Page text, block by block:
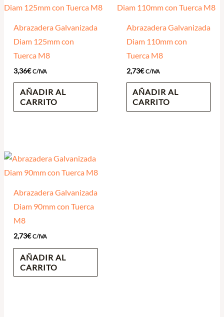
Abrazadera Galvanizada
Diam 125mm con
Tuerca M8
3,36€ C/IVA
AÑADIR AL
CARRITO
Abrazadera Galvanizada
Diam 110mm con
Tuerca M8
2,73€ C/IVA
AÑADIR AL
CARRITO
Abrazadera Galvanizada
Diam 90mm con Tuerca
M8
2,73€ C/IVA
AÑADIR AL
CARRITO